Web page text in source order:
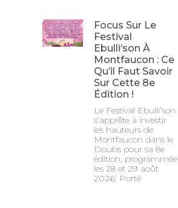
Focus Sur Le
Festival
Ebulli’son À
Montfaucon : Ce
Qu’il Faut Savoir
Sur Cette 8e
Édition !
Le Festival Ebulli’son
s’apprête à investir
les hauteurs de
Montfaucon dans le
Doubs pour sa 8e
édition, programmée
les 28 et 29 août
2026. Porté